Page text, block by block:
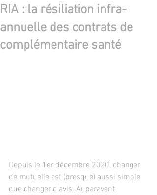
RIA : la résiliation infra-
annuelle des contrats de
complémentaire santé
Depuis le 1er décembre 2020, changer
de mutuelle est (presque) aussi simple
que changer d’avis. Auparavant